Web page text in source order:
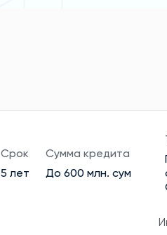
Срок
5 лет
Сумма кредита
До 600 млн. сум